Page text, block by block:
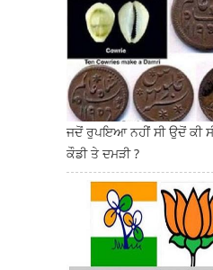
ਜਦੋਂ ਰੁਪਇਆ ਨਹੀਂ ਸੀ ਉਦੋਂ ਕੀ
ਕੌਡੀ ਤੇ ਦਮੜੀ ?